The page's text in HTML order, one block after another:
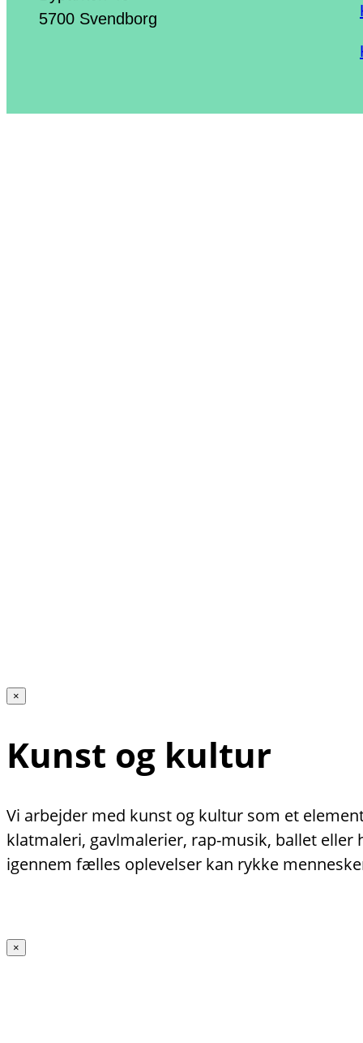
5700 Svendborg
×
Kunst og kultur
Vi arbejder med kunst og kultur som et
klatmaleri, gavlmalerier, rap-musik, ballet
igennem fælles oplevelser kan rykke
×